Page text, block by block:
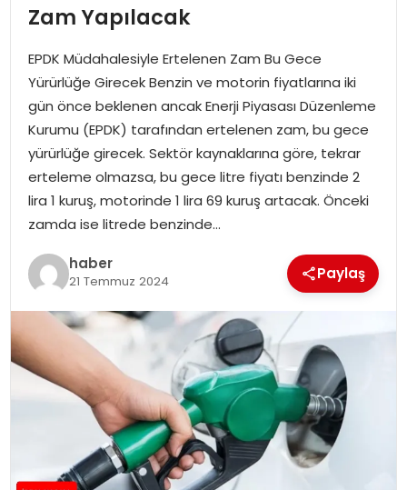
İDEAL YAŞAM
İDEAL SPOR
YAŞAM
MAGAZIN
SAĞLIK
SOSYAL HABER
Zam Yapılacak
EPDK Müdahalesiyle Ertelenen Zam Bu Gece
Yürürlüğe Girecek Benzin ve motorin fiyatlarına iki
gün önce beklenen ancak Enerji Piyasası Düzenleme
Kurumu (EPDK) tarafından ertelenen zam, bu gece
yürürlüğe girecek. Sektör kaynaklarına göre, tekrar
erteleme olmazsa, bu gece litre fiyatı benzinde 2
lira 1 kuruş, motorinde 1 lira 69 kuruş artacak. Önceki
zamda ise litrede benzinde…
haber
21 Temmuz 2024 Paylaş